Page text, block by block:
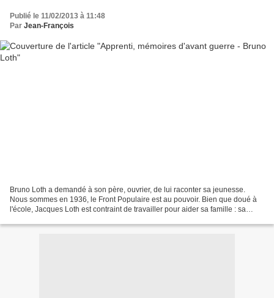
Publié le 11/02/2013 à 11:48
Par Jean-François
Bruno Loth a demandé à son père, ouvrier, de lui raconter sa jeunesse.
Nous sommes en 1936, le Front Populaire est au pouvoir. Bien que doué à
l'école, Jacques Loth est contraint de travailler pour aider sa famille : sa